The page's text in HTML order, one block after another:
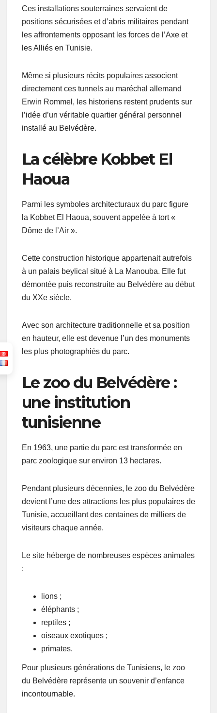
Ces installations souterraines servaient de
positions sécurisées et d’abris militaires pendant
les affrontements opposant les forces de l’Axe et
les Alliés en Tunisie.
Même si plusieurs récits populaires associent
directement ces tunnels au maréchal allemand
Erwin Rommel, les historiens restent prudents sur
l’idée d’un véritable quartier général personnel
installé au Belvédère.
La célèbre Kobbet El
Haoua
Parmi les symboles architecturaux du parc figure
la Kobbet El Haoua, souvent appelée à tort «
Dôme de l’Air ».
Cette construction historique appartenait autrefois
à un palais beylical situé à La Manouba. Elle fut
démontée puis reconstruite au Belvédère au début
du XXe siècle.
Avec son architecture traditionnelle et sa position
en hauteur, elle est devenue l’un des monuments
les plus photographiés du parc.
Le zoo du Belvédère :
une institution
tunisienne
En 1963, une partie du parc est transformée en
parc zoologique sur environ 13 hectares.
Pendant plusieurs décennies, le zoo du Belvédère
devient l’une des attractions les plus populaires de
Tunisie, accueillant des centaines de milliers de
visiteurs chaque année.
Le site héberge de nombreuses espèces animales
:
lions ;
éléphants ;
reptiles ;
oiseaux exotiques ;
primates.
Pour plusieurs générations de Tunisiens, le zoo
du Belvédère représente un souvenir d’enfance
incontournable.